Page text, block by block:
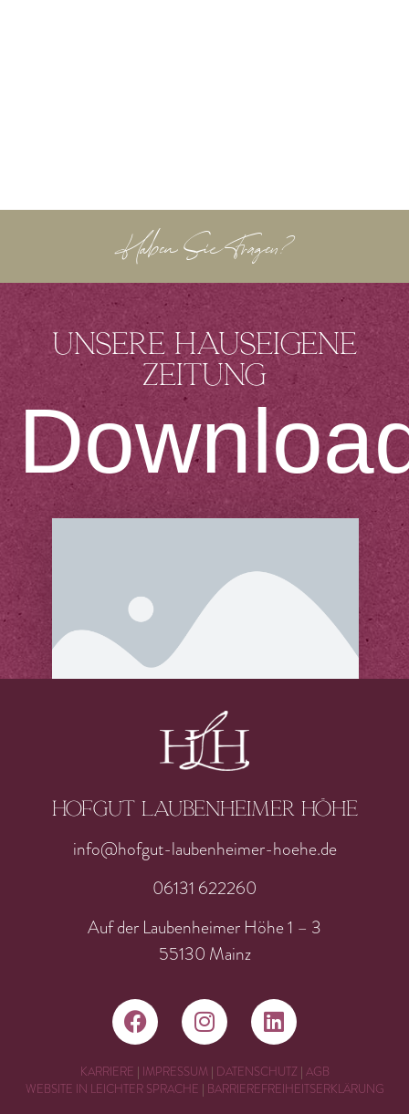
Haben Sie Fragen?
Unsere hauseigene
Zeitung
Hofgut laubenheimer höhe
info@hofgut-laubenheimer-hoehe.de
06131 622260
Auf der Laubenheimer Höhe 1 – 3
55130 Mainz
KARRIERE | IMPRESSUM| DATENSCHUTZ| AGB
WEBSITE IN LEICHTER SPRACHE | BARRIEREFREIHEITSERKLÄRUNG